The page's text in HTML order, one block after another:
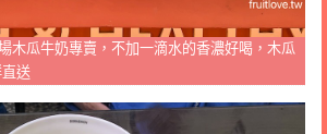
木瓜牛奶專賣，不加一滴水的香濃好喝，木瓜
送